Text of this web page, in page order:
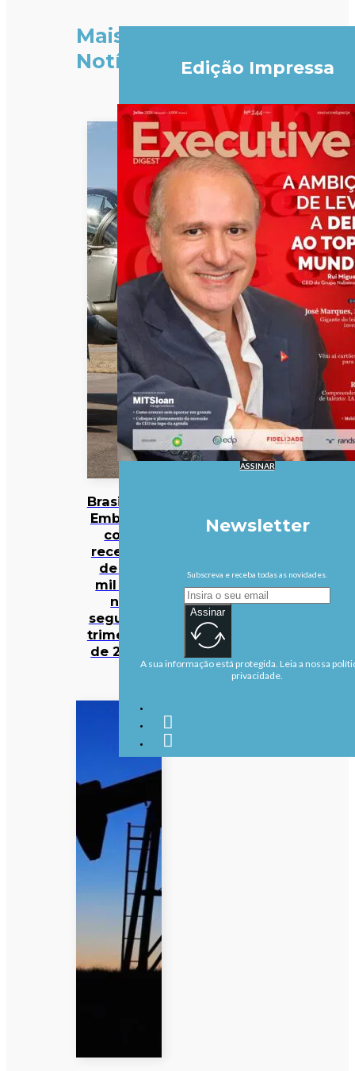
Mais
Notícias
Brasileira
Embraer
com
receitas
de 1,9
mil M€
no
segundo
trimestre
de 2026
Edição Impressa
ASSINAR
Newsletter
Subscreva e receba todas as novidades.
Assinar
A sua informação está protegida. Leia a nossa
privacidade.